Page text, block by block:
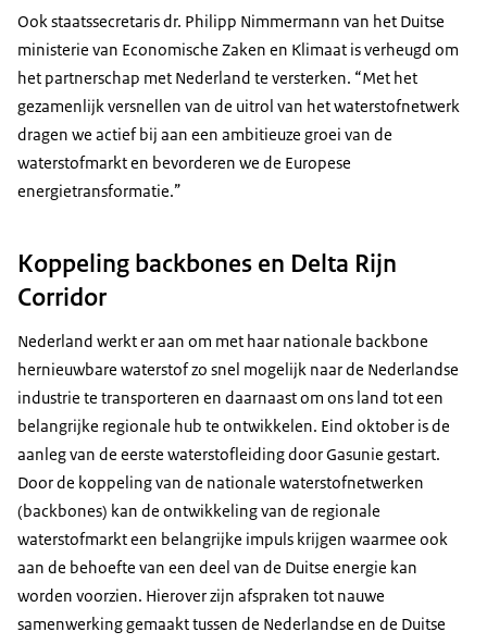
Ook staatssecretaris dr. Philipp Nimmermann van het Duitse
ministerie van Economische Zaken en Klimaat is verheugd om
het partnerschap met Nederland te versterken. “Met het
gezamenlijk versnellen van de uitrol van het waterstofnetwerk
dragen we actief bij aan een ambitieuze groei van de
waterstofmarkt en bevorderen we de Europese
energietransformatie.”
Koppeling backbones en Delta Rijn
Corridor
Nederland werkt er aan om met haar nationale backbone
hernieuwbare waterstof zo snel mogelijk naar de Nederlandse
industrie te transporteren en daarnaast om ons land tot een
belangrijke regionale hub te ontwikkelen. Eind oktober is de
aanleg van de eerste waterstofleiding door Gasunie gestart.
Door de koppeling van de nationale waterstofnetwerken
(backbones) kan de ontwikkeling van de regionale
waterstofmarkt een belangrijke impuls krijgen waarmee ook
aan de behoefte van een deel van de Duitse energie kan
worden voorzien. Hierover zijn afspraken tot nauwe
samenwerking gemaakt tussen de Nederlandse en de Duitse